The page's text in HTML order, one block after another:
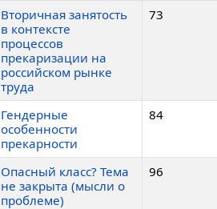
Вторичная занятость
в контексте
процессов
прекаризации на
российском рынке
труда
73
Гендерные
особенности
прекарности
84
Опасный класс? Тема
не закрыта (мысли о
проблеме)
96